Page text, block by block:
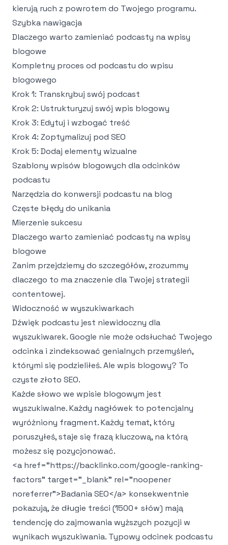
kierują ruch z powrotem do Twojego programu.
Szybka nawigacja
Dlaczego warto zamieniać podcasty na wpisy
blogowe
Kompletny proces od podcastu do wpisu
blogowego
Krok 1: Transkrybuj swój podcast
Krok 2: Ustrukturyzuj swój wpis blogowy
Krok 3: Edytuj i wzbogać treść
Krok 4: Zoptymalizuj pod SEO
Krok 5: Dodaj elementy wizualne
Szablony wpisów blogowych dla odcinków
podcastu
Narzędzia do konwersji podcastu na blog
Częste błędy do unikania
Mierzenie sukcesu
Dlaczego warto zamieniać podcasty na wpisy
blogowe
Zanim przejdziemy do szczegółów, zrozummy
dlaczego to ma znaczenie dla Twojej strategii
contentowej.
Widoczność w wyszukiwarkach
Dźwięk podcastu jest niewidoczny dla
wyszukiwarek. Google nie może odsłuchać Twojego
odcinka i zindeksować genialnych przemyśleń,
którymi się podzieliłeś. Ale wpis blogowy? To
czyste złoto SEO.
Każde słowo we wpisie blogowym jest
wyszukiwalne. Każdy nagłówek to potencjalny
wyróżniony fragment. Każdy temat, który
poruszyłeś, staje się frazą kluczową, na którą
możesz się pozycjonować.
<a href="https://backlinko.com/google-ranking-
factors" target="_blank" rel="noopener
noreferrer">Badania SEO</a> konsekwentnie
pokazują, że długie treści (1500+ słów) mają
tendencję do zajmowania wyższych pozycji w
wynikach wyszukiwania. Typowy odcinek podcastu